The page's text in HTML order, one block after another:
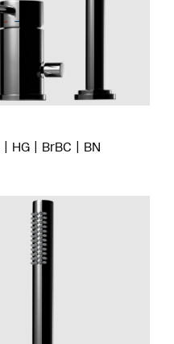
HG BrBC BN